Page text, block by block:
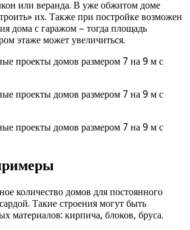
или веранда. В уже обжитом доме
их. Также при постройке возможен
дома с гаражом – тогда площадь
этаже может увеличиться.
количество домов для постоянного
Такие строения могут быть
материалов: кирпича, блоков, бруса.